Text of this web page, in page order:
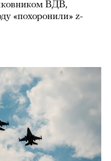
ВДВ,
«похоронили» z-